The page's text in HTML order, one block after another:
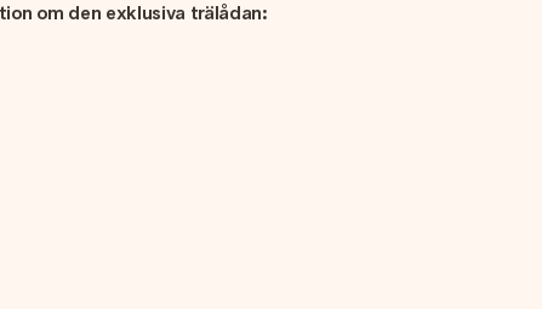
om den exklusiva trälådan: